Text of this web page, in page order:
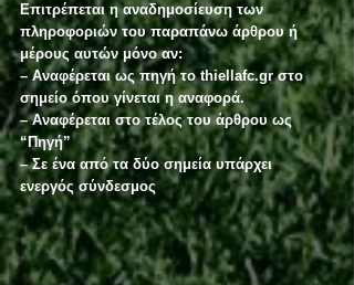
Επιτρέπεται η αναδημοσίευση των
πληροφοριών του παραπάνω άρθρου ή
μέρους αυτών μόνο αν:
– Αναφέρεται ως πηγή το thiellafc.gr στο
σημείο όπου γίνεται η αναφορά.
– Αναφέρεται στο τέλος του άρθρου ως
“Πηγή”
– Σε ένα από τα δύο σημεία υπάρχει
ενεργός σύνδεσμος